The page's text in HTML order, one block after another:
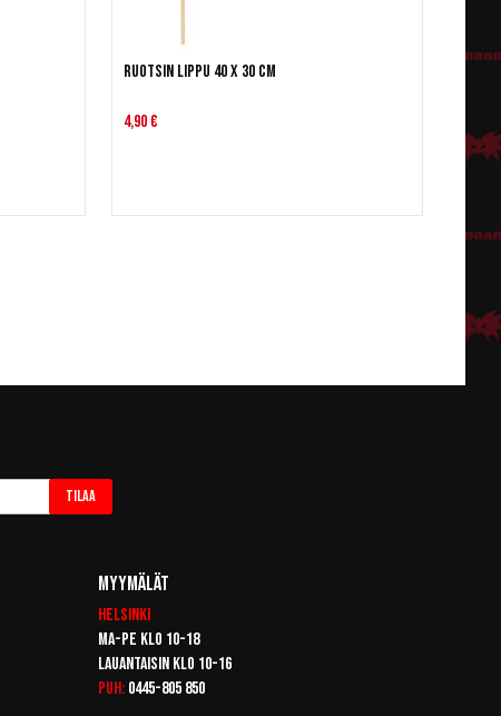
Ruotsin lippu 40 x 30 cm
4,90 €
Tilaa
Myymälät
Helsinki
Ma-pe klo 10-18
Lauantaisin klo 10-16
Puh: 0445-805 850